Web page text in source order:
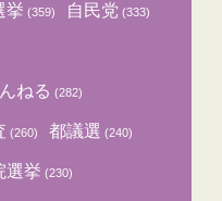
挙 (359) 自民党 (333)
ねる (282)
(260) 都議選 (240)
選挙 (230)